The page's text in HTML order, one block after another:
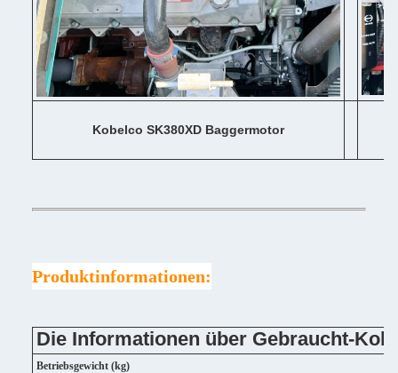
Kobelco SK380XD Baggermotor
Produktinformationen:
Die Informationen über Gebraucht-
Betriebsgewicht (kg)